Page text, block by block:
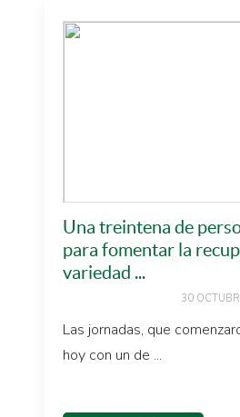
Una treintena de
para fomentar la
variedad ...
30
Las jornadas, que
hoy con un de ...